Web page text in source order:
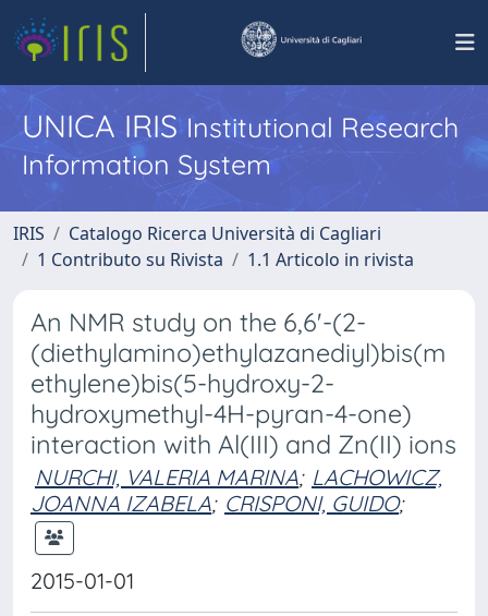
UNICA IRISInstitutional Research
Information System
IRIS
Catalogo Ricerca Università di Cagliari
1 Contributo su Rivista
1.1 Articolo in rivista
An NMR study on the 6,6'-(2-
(diethylamino)ethylazanediyl)bis(m
ethylene)bis(5-hydroxy-2-
hydroxymethyl-4H-pyran-4-one)
interaction with Al(III) and Zn(II) ions
NURCHI, VALERIA MARINA; LACHOWICZ,
JOANNA IZABELA; CRISPONI, GUIDO;
2015-01-01